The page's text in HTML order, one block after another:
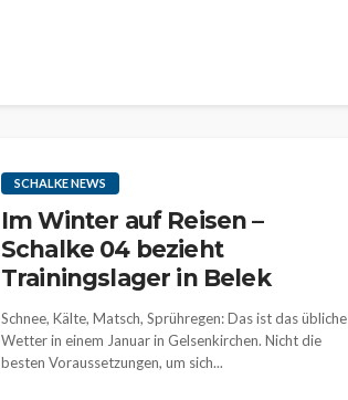
SCHALKE NEWS
Im Winter auf Reisen –
Schalke 04 bezieht
Trainingslager in Belek
Schnee, Kälte, Matsch, Sprühregen: Das ist das übliche
Wetter in einem Januar in Gelsenkirchen. Nicht die
besten Voraussetzungen, um sich...